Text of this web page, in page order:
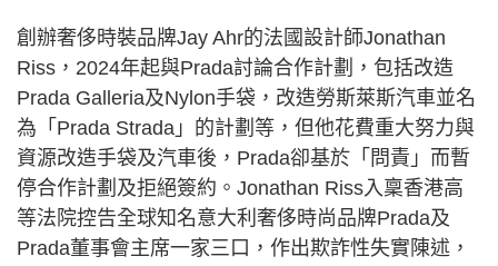
創辦奢侈時裝品牌Jay Ahr的法國設計師Jonathan
Riss，2024年起與Prada討論合作計劃，包括改造
Prada Galleria及Nylon手袋，改造勞斯萊斯汽車並名
為「Prada Strada」的計劃等，但他花費重大努力與
資源改造手袋及汽車後，Prada卻基於「問責」而暫
停合作計劃及拒絕簽約。Jonathan Riss入稟香港高
等法院控告全球知名意大利奢侈時尚品牌Prada及
Prada董事會主席一家三口，作出欺詐性失實陳述，